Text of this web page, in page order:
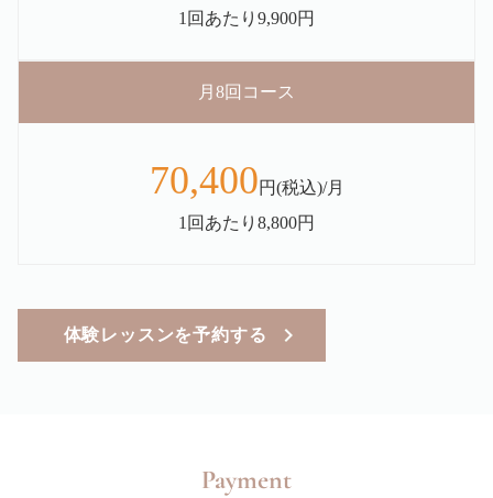
1回あたり9,900円
月8回コース
70,400円(税込)/月
1回あたり8,800円
体験レッスンを予約する
Payment